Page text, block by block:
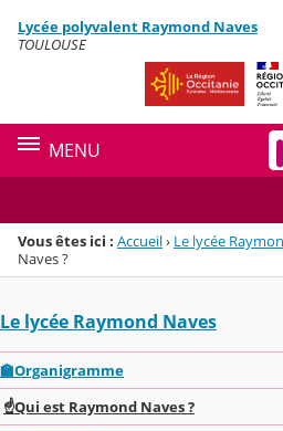
Menu de la rubrique
Contenu
Lycée polyvalent Raymond Naves
TOULOUSE
MENU
Vous êtes ici : Accueil› Le lycée
Naves ?
Le lycée Raymond Naves
🏫Organigramme
☝️Qui est Raymond Naves ?